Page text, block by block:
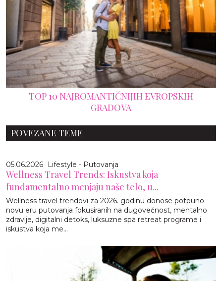
TOP 10 NAJROMANTIČNIJIH EVROPSKIH
GRADOVA
POVEZANE TEME
05.06.2026 Lifestyle - Putovanja
Wellness Travel Trends: Iskustva koja
fundamentalno menjaju naše telo, u...
Wellness travel trendovi za 2026. godinu donose potpuno
novu eru putovanja fokusiranih na dugovečnost, mentalno
zdravlje, digitalni detoks, luksuzne spa retreat programe i
iskustva koja me...